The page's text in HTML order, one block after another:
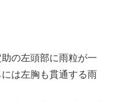
の左頭部に雨粒が一
は左胸も貫通する雨